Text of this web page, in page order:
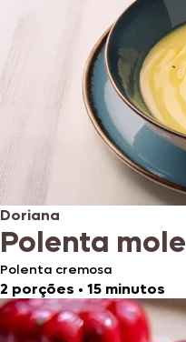
Doriana
Polenta mole
Polenta cremosa
2 porções • 15 minutos